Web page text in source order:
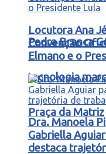
Pedra Branca
tecnologia
Praça da Matriz
Locutora Ana
Convenção
Elmano e o
Dra. Manoela
Gabriella
destaca